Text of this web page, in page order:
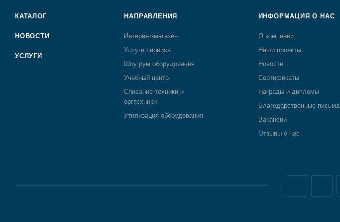
КАТАЛОГ
НОВОСТИ
УСЛУГИ
НАПРАВЛЕНИЯ
Интернет-магазин
Услуги сервиса
Шоу рум оборудования
Учебный центр
Списание техники и
оргтехники
Утилизация оборудования
ИНФОРМАЦИЯ О НАС
О компании
Наши проекты
Новости
Сертификаты
Награды и дипломы
Благодарственные письма
Вакансии
Отзывы о нас